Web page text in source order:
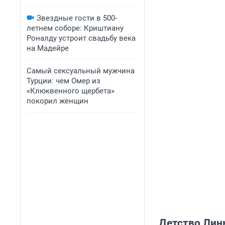
Звездные гости в 500-
летнем соборе: Криштиану
Роналду устроит свадьбу века
на Мадейре
Самый сексуальный мужчина
Турции: чем Омер из
«Клюквенного щербета»
покорил женщин